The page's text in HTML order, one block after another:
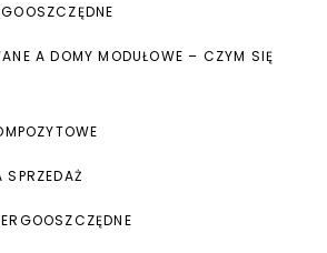
A DOMY MODUŁOWE – CZYM SIĘ
SPRZEDAŻ